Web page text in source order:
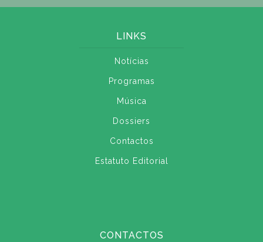
LINKS
Notícias
Programas
Música
Dossiers
Contactos
Estatuto Editorial
CONTACTOS